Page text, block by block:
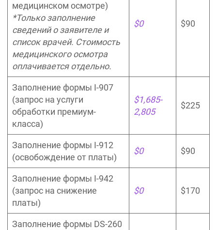
медицинском осмотре)
*Только заполнение
сведений о заявителе и
список врачей. Стоимость
медицинского осмотра
оплачивается отдельно.
$0 $90
Заполнение формы I-907
(запрос на услуги
обработки премиум-
класса)
$1,685-
2,805
$225
Заполнение формы I-912
(освобождение от платы)
$0 $90
Заполнение формы I-942
(запрос на снижение
платы)
$0 $170
Заполнение формы DS-260